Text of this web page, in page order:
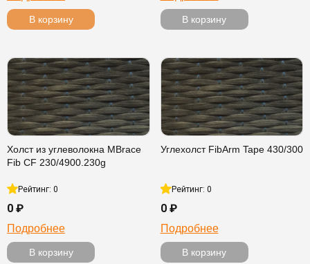
В корзину В корзину
Холст из углеволокна MBrace
Fib CF 230/4900.230g
Рейтинг: 0
0 ₽
Подробнее
В корзину
Углехолст FibArm Tape 430/300
Рейтинг: 0
0 ₽
Подробнее
В корзину